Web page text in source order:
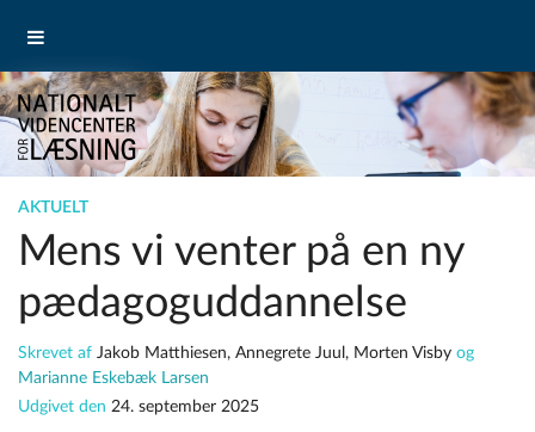
AKTUELT
Mens vi venter på en ny
pædagoguddannelse
Skrevet af Jakob Matthiesen, Annegrete Juul, Morten Visby og
Marianne Eskebæk Larsen
Udgivet den 24. september 2025